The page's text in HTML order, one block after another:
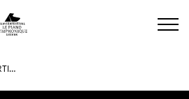
Luzerns Klavierfestival «Le Piano
MARGARIDA MARTINS